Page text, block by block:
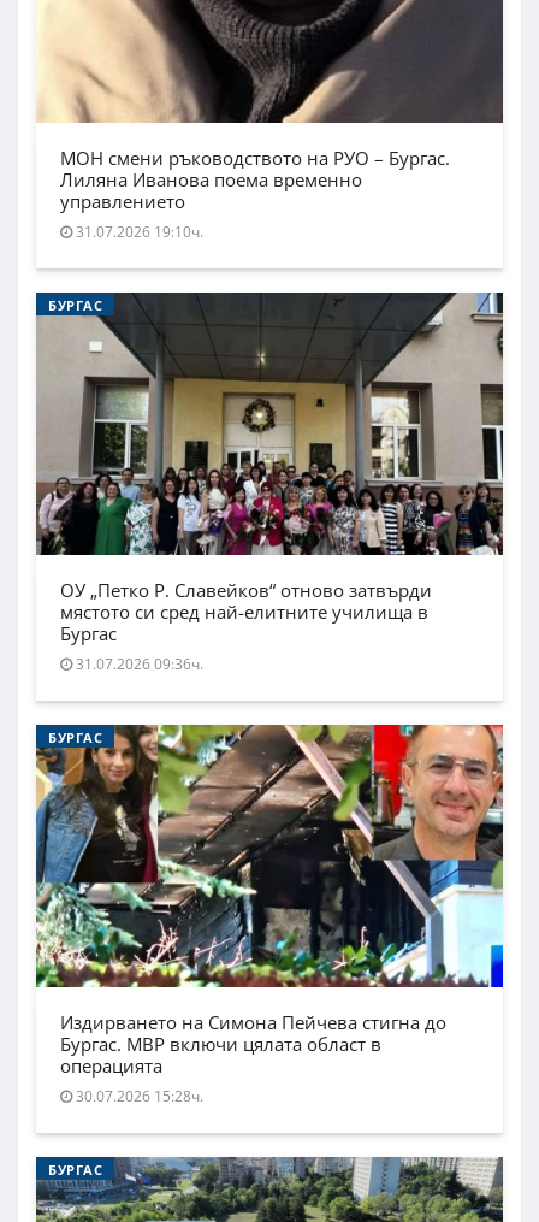
МОН смени ръководството на РУО – Бургас.
Лиляна Иванова поема временно
управлението
31.07.2026 19:10ч.
БУРГАС
ОУ „Петко Р. Славейков“ отново затвърди
мястото си сред най-елитните училища в
Бургас
31.07.2026 09:36ч.
БУРГАС
Издирването на Симона Пейчева стигна до
Бургас. МВР включи цялата област в
операцията
30.07.2026 15:28ч.
БУРГАС